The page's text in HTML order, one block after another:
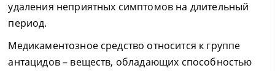
удаления неприятных симптомов на длительный
период.
Медикаментозное средство относится к группе
антацидов – веществ, обладающих способностью